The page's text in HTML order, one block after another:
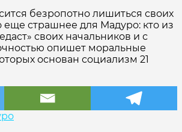
безропотно лишиться своих
страшнее для Мадуро: кто из
своих начальников и с
опишет моральные
основан социализм 21